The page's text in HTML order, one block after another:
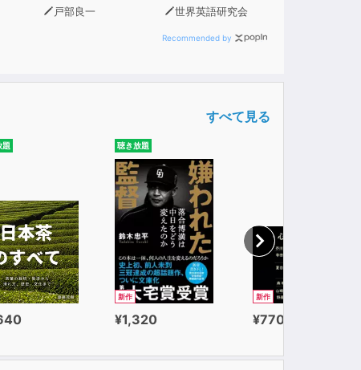
戸部良一 世界英語研究会
Recommended by
すべて見る
題 聴き放題
新作
¥1,320
新作
¥770